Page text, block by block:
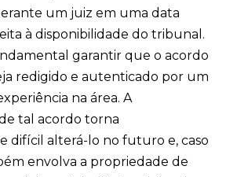
um juiz em uma data
à disponibilidade do tribunal.
garantir que o acordo
redigido e autenticado por um
na área. A
tal acordo torna
difícil alterá-lo no futuro e, caso
envolva a propriedade de